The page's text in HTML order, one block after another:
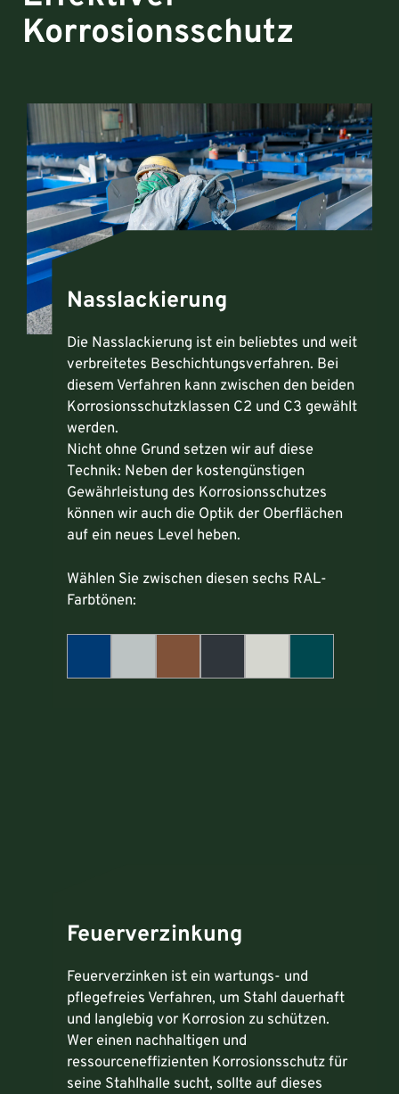
Korrosionsschutz
Nasslackierung
Die Nasslackierung ist ein beliebtes und weit
verbreitetes Beschichtungsverfahren. Bei
diesem Verfahren kann zwischen den beiden
Korrosionsschutzklassen C2 und C3 gewählt
werden.
Nicht ohne Grund setzen wir auf diese
Technik: Neben der kostengünstigen
Gewährleistung des Korrosionsschutzes
können wir auch die Optik der Oberflächen
auf ein neues Level heben.
Wählen Sie zwischen diesen sechs RAL-
Farbtönen:
Feuerverzinkung
Feuerverzinken ist ein wartungs- und
pflegefreies Verfahren, um Stahl dauerhaft
und langlebig vor Korrosion zu schützen.
Wer einen nachhaltigen und
ressourceneffizienten Korrosionsschutz für
seine Stahlhalle sucht, sollte auf dieses